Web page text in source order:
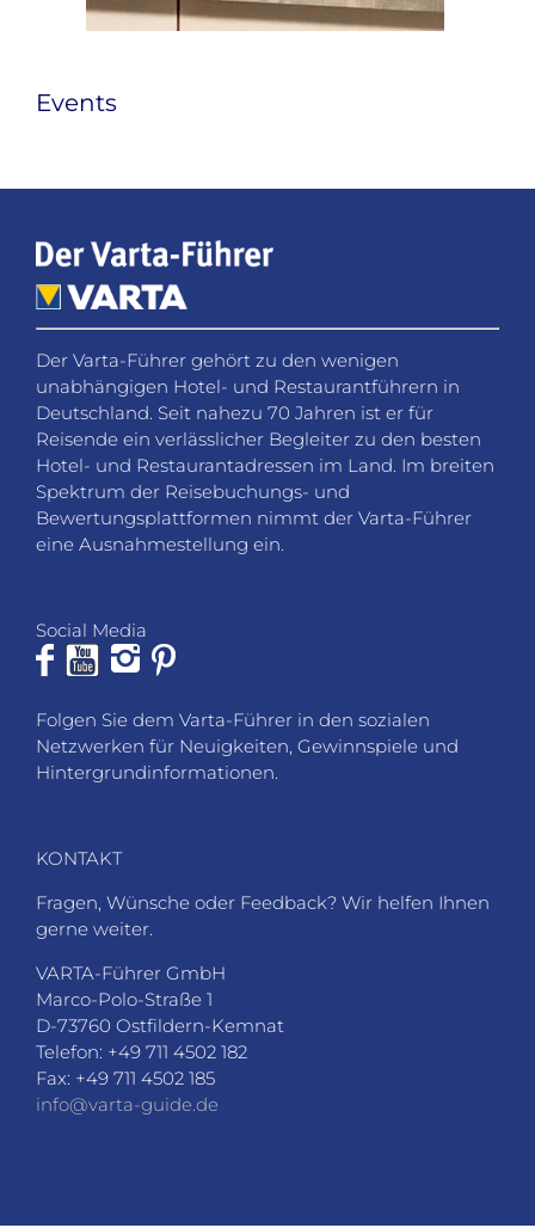
Events
Der Varta-Führer gehört zu den wenigen
unabhängigen Hotel- und Restaurantführern in
Deutschland. Seit nahezu 70 Jahren ist er für
Reisende ein verlässlicher Begleiter zu den besten
Hotel- und Restaurantadressen im Land. Im breiten
Spektrum der Reisebuchungs- und
Bewertungsplattformen nimmt der Varta-Führer
eine Ausnahmestellung ein.
Social Media
Folgen Sie dem Varta-Führer in den sozialen
Netzwerken für Neuigkeiten, Gewinnspiele und
Hintergrundinformationen.
KONTAKT
Fragen, Wünsche oder Feedback? Wir helfen Ihnen
gerne weiter.
VARTA-Führer GmbH
Marco-Polo-Straße 1
D-73760 Ostfildern-Kemnat
Telefon: +49 711 4502 182
Fax: +49 711 4502 185
info@varta-guide.de